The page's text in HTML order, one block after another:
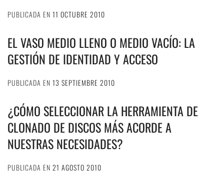
PUBLICADA EN 11 OCTUBRE 2010
EL VASO MEDIO LLENO O MEDIO VACÍO: LA
GESTIÓN DE IDENTIDAD Y ACCESO
PUBLICADA EN 13 SEPTIEMBRE 2010
¿CÓMO SELECCIONAR LA HERRAMIENTA DE
CLONADO DE DISCOS MÁS ACORDE A
NUESTRAS NECESIDADES?
PUBLICADA EN 21 AGOSTO 2010